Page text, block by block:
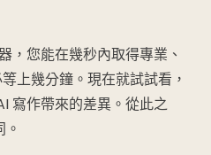
，您能在幾秒內取得專業、
上幾分鐘。現在就試試看，
寫作帶來的差異。從此之